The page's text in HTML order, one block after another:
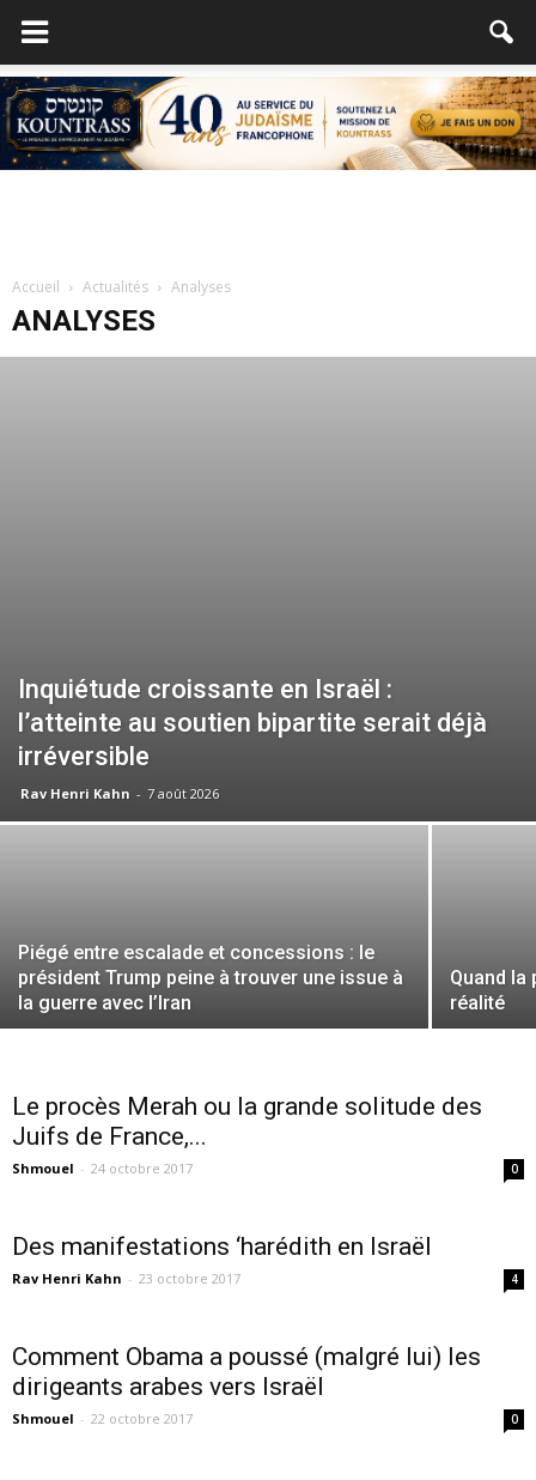
Accueil Actualités Analyses
ANALYSES
Inquiétude croissante en Israël :
l’atteinte au soutien bipartite serait déjà
irréversible
Rav Henri Kahn - 7 août 2026
Piégé entre escalade et concessions : le
président Trump peine à trouver une issue à
la guerre avec l’Iran
Quand
réalité
Le procès Merah ou la grande solitude des
Juifs de France,...
Shmouel - 24 octobre 2017 0
Des manifestations ‘harédith en Israël
Rav Henri Kahn - 23 octobre 2017 4
Comment Obama a poussé (malgré lui) les
dirigeants arabes vers Israël
Shmouel - 22 octobre 2017 0